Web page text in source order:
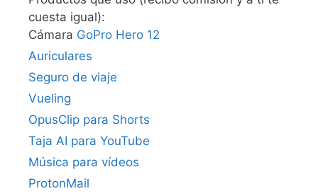
cuesta igual):
Cámara GoPro Hero 12
Auriculares
Seguro de viaje
Vueling
OpusClip para Shorts
Taja AI para YouTube
Música para vídeos
ProtonMail